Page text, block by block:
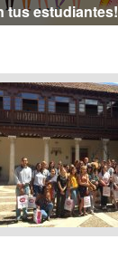
tus estudiantes!